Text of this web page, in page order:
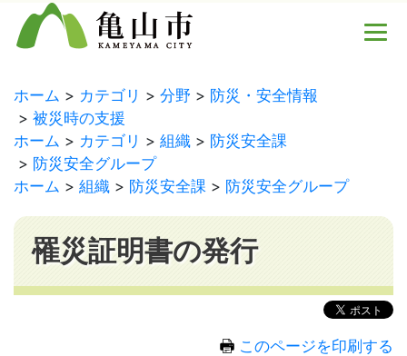
ホーム カテゴリ 分野
防災・安全情報
被災時の支援
ホーム
カテゴリ 組織
防災安全課
防災安全グループ
ホーム
組織 防災安全課 防災安全グループ
罹災証明書の発行
このページを印刷する